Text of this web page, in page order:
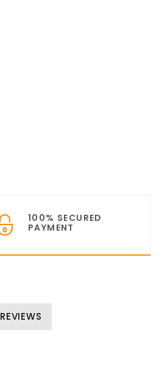
100% SECURED
PAYMENT
REVIEWS